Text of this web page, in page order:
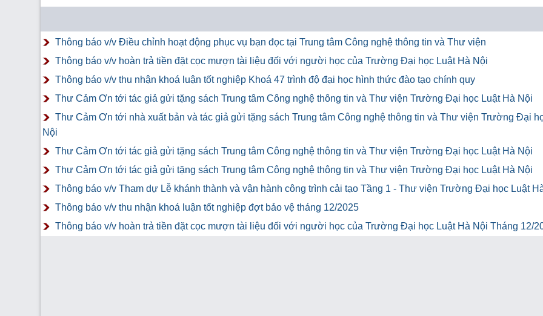
Thông báo v/v Điều chỉnh hoạt động phục vụ bạn đọc tại Trung tâm Công nghệ thông tin và Thư viện
Thông báo v/v hoàn trả tiền đặt cọc mượn tài liệu đối với người học của Trường Đại học Luật Hà Nội
Thông báo v/v thu nhận khoá luận tốt nghiệp Khoá 47 trình độ đại học hình thức đào tạo chính quy
Thư Cảm Ơn tới tác giả gửi tặng sách Trung tâm Công nghệ thông tin và Thư viện Trường Đại học Luật Hà Nội
Thư Cảm Ơn tới nhà xuất bản và tác giả gửi tặng sách Trung tâm Công nghệ thông tin và Thư viện Trường Đại
Nội
Thư Cảm Ơn tới tác giả gửi tặng sách Trung tâm Công nghệ thông tin và Thư viện Trường Đại học Luật Hà Nội
Thư Cảm Ơn tới tác giả gửi tặng sách Trung tâm Công nghệ thông tin và Thư viện Trường Đại học Luật Hà Nội
Thông báo v/v Tham dự Lễ khánh thành và vận hành công trình cải tạo Tầng 1 - Thư viện Trường Đại học Luật
Thông báo v/v thu nhận khoá luận tốt nghiệp đợt bảo vệ tháng 12/2025
Thông báo v/v hoàn trả tiền đặt cọc mượn tài liệu đối với người học của Trường Đại học Luật Hà Nội Tháng 12/